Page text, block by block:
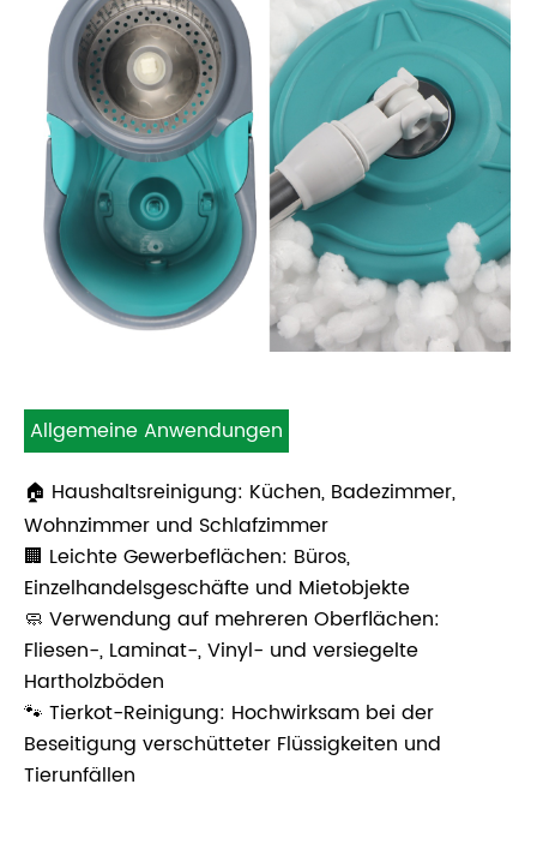
Allgemeine Anwendungen
🏠 Haushaltsreinigung: Küchen, Badezimmer,
Wohnzimmer und Schlafzimmer
🏢 Leichte Gewerbeflächen: Büros,
Einzelhandelsgeschäfte und Mietobjekte
🧼 Verwendung auf mehreren Oberflächen:
Fliesen-, Laminat-, Vinyl- und versiegelte
Hartholzböden
🐾 Tierkot-Reinigung: Hochwirksam bei der
Beseitigung verschütteter Flüssigkeiten und
Tierunfällen